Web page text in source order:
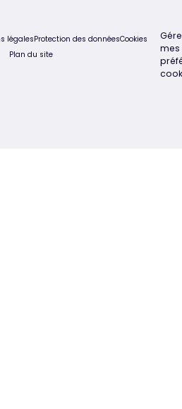
légalesProtection des donnéesCookies
Plan du site
mes